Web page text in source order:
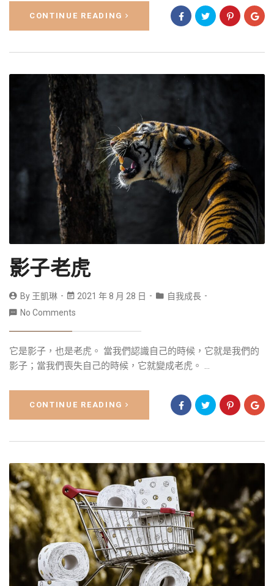
CONTINUE READING
影子老虎
By 王凱琳 2021 年 8 月 28 日
自我成長
No Comments
它是影子，也是老虎。 當我們認識自己的時候，它就是我們的
影子；當我們喪失自己的時候，它就變成老虎。 ...
CONTINUE READING